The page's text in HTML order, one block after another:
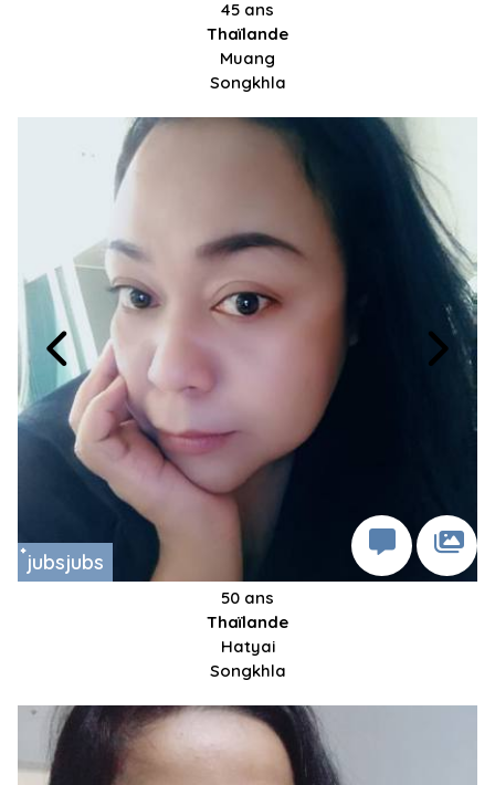
45 ans
Thaïlande
Muang
Songkhla
๋jubsjubs
50 ans
Thaïlande
Hatyai
Songkhla